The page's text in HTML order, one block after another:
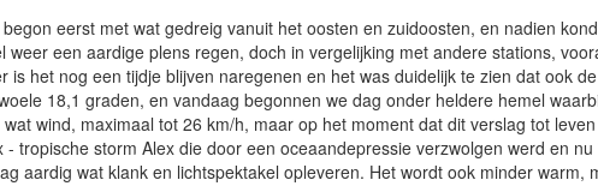
eerst met wat gedreig vanuit het oosten en zuidoosten, en nadien
een aardige plens regen, doch in vergelijking met andere stations,
het nog een tijdje blijven naregenen en het was duidelijk te zien dat ook
18,1 graden, en vandaag begonnen we dag onder heldere hemel
wind, maximaal tot 26 km/h, maar op het moment dat dit verslag tot
storm Alex die door een oceaandepressie verzwolgen werd en
aardig wat klank en lichtspektakel opleveren. Het wordt ook minder warm,